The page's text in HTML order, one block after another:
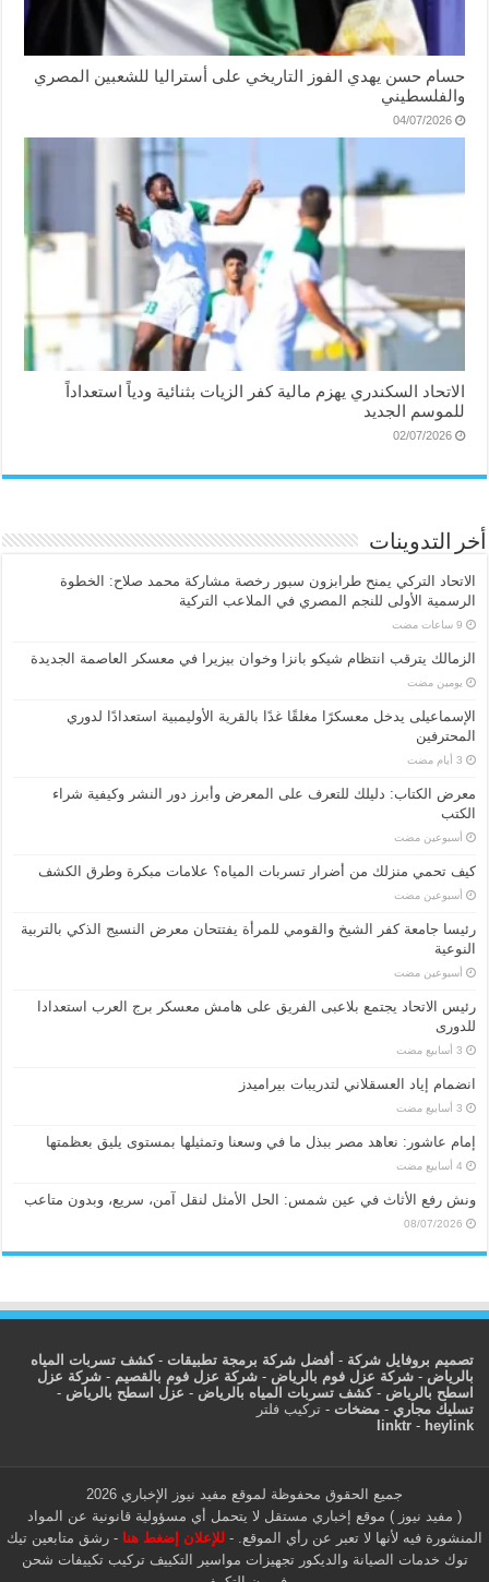
حسام حسن يهدي الفوز التاريخي على أستراليا للشعبين المصري
والفلسطيني
04/07/2026
الاتحاد السكندري يهزم مالية كفر الزيات بثنائية ودياً استعداداً
للموسم الجديد
02/07/2026
أخر التدوينات
الاتحاد التركي يمنح طرابزون سبور رخصة مشاركة محمد صلاح: الخطوة
الرسمية الأولى للنجم المصري في الملاعب التركية
الزمالك يترقب انتظام شيكو بانزا وخوان بيزيرا في معسكر العاصمة الجديدة
‏يومين مضت
الإسماعیلی یدخل معسكرًا مغلقًا غدًا بالقرية الأوليمبية استعدادًا لدوري
المحترفين
معرض الكتاب: دليلك للتعرف على المعرض وأبرز دور النشر وكيفية شراء
الكتب
‏أسبوعين مضت
كيف تحمي منزلك من أضرار تسربات المياه؟ علامات مبكرة وطرق الكشف
‏أسبوعين مضت
رئيسا جامعة كفر الشيخ والقومي للمرأة يفتتحان معرض النسيج الذكي بالتربية
النوعية
‏أسبوعين مضت
رئيس الاتحاد يجتمع بلاعبى الفريق على هامش معسكر برج العرب استعدادا
للدورى
انضمام إياد العسقلاني لتدريبات بيراميدز
إمام عاشور: نعاهد مصر ببذل ما في وسعنا وتمثيلها بمستوى يليق بعظمتها
ونش رفع الأثاث في عين شمس: الحل الأمثل لنقل آمن، سريع، وبدون متاعب
08/07/2026
تصميم بروفايل شركة - أفضل شركة برمجة تطبيقات -كشف تسربات المياه
بالرياض -شركة عزل فوم بالرياض -شركة عزل فوم بالقصيم -شركة عزل
اسطح بالرياض -كشف تسربات المياه بالرياض - عزل اسطح بالرياض -
تسليك مجاري -مضخات -تركيب فلتر
linktr- heylink
جميع الحقوق محفوظة لموقع مفيد نيوز الإخباري 2026
( مفيد نيوز ) موقع إخباري مستقل لا يتحمل أي مسؤولية قانونية عن المواد
المنشورة فيه لأنها لا تعبر عن رأي الموقع. - للإعلان إضغط هنا - رشق متابعين تيك
توك خدمات الصيانة والديكور تجهيزات مواسير التكييف تركيب تكييفات شحن